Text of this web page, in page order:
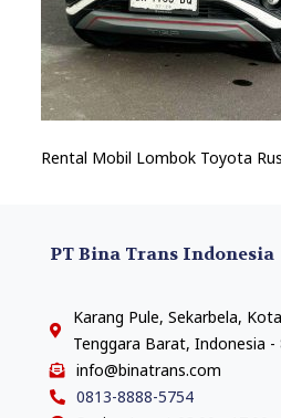
Rental Mobil Lombok Toyota
PT Bina Trans Indonesia
Karang Pule, Sekarbela,
Tenggara Barat, Indonesia -
info@binatrans.com
0813-8888-5754